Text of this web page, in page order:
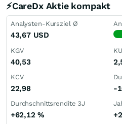
⚡CareDx Aktie kompakt
Analysten-Kursziel Ø
43,67 USD
KGV
40,53
KCV
22,98 -
Durchschnittsrendite 3J
+62,12 %